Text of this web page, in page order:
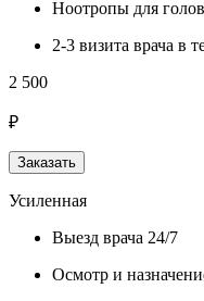
Ноотропы для
2-3 визита врача в
2 500
₽
Заказать
Усиленная
Выезд врача 24/7
Осмотр и